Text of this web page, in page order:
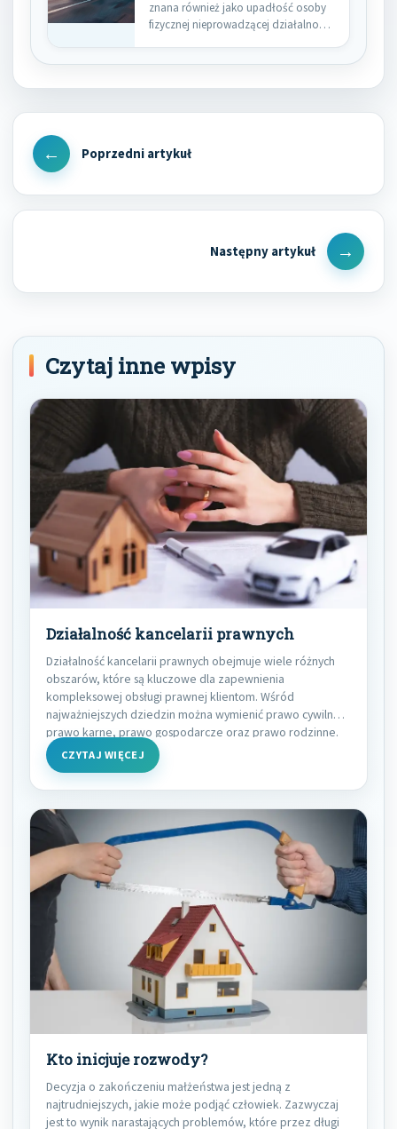
znana również jako upadłość osoby
fizycznej nieprowadzącej działalności
Nawigacja
wpisu
Previous
Next
Post
Czytaj inne wpisy
Działalność kancelarii prawnych
Działalność kancelarii prawnych obejmuje wiele różnych
obszarów, które są kluczowe dla zapewnienia
kompleksowej obsługi prawnej klientom. Wśród
najważniejszych dziedzin można wymienić prawo cywilne,
prawo karne, prawo gospodarcze oraz prawo rodzinne.
CZYTAJ WIĘCEJ
Kto inicjuje rozwody?
Decyzja o zakończeniu małżeństwa jest jedną z
najtrudniejszych, jakie może podjąć człowiek. Zazwyczaj
jest to wynik narastających problemów, które przez długi